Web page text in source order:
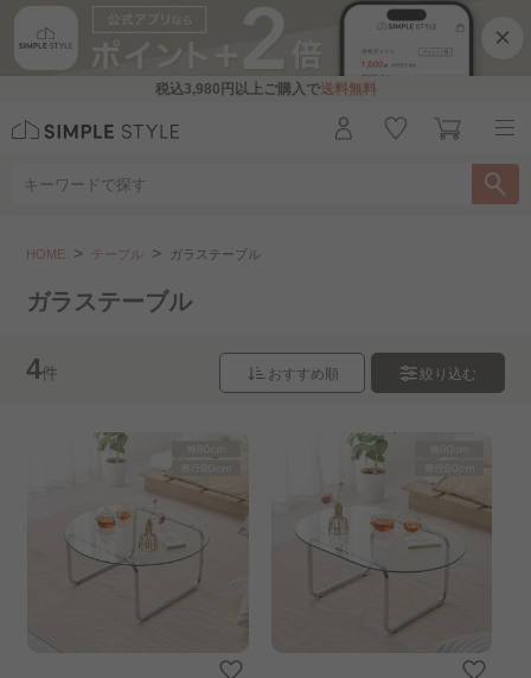
×
税込3,980円 以上ご購入で送料無料
HOME テーブル ガラステーブル
サイドテーブル・ナイトテーブル..
折りたたみテーブル 昇降テーブル
ダイニングテーブル
ガラステーブル
4件 おすすめ順 絞り込む